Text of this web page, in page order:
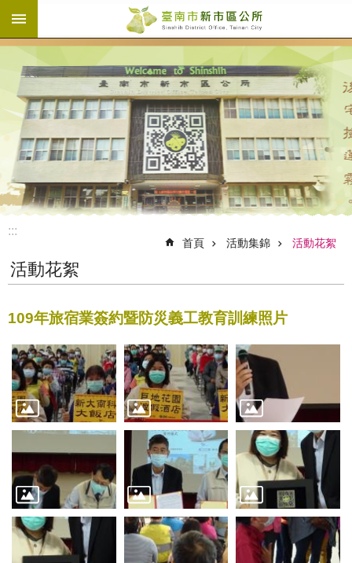
跳到主要內容區塊
:::
首頁 活動集錦 活動花絮
活動花絮
109年旅宿業簽約暨防災義工教育訓練照片